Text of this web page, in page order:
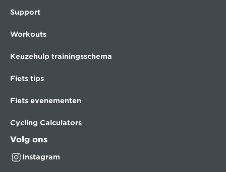
Support
Workouts
Keuzehulp trainingsschema
Fiets tips
Fiets evenementen
Cycling Calculators
Volg ons
Instagram